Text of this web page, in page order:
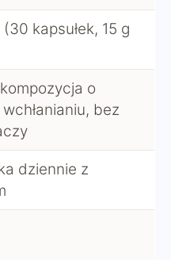
(30 kapsułek, 15 g
o
bez
dziennie z